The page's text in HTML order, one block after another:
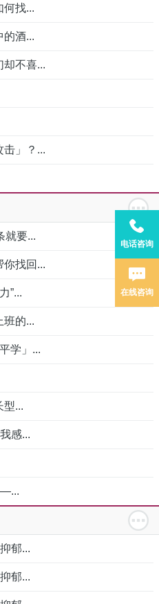
何找...
的酒...
却不喜...
击」？...
就要...
你找回...
”...
班的...
学」...
型...
感...
郁...
郁...
电话咨询
在线咨询